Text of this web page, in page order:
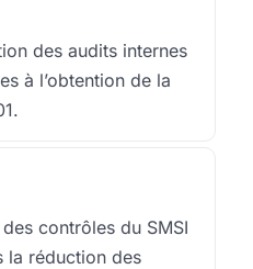
des audits internes
à l’obtention de la
contrôles du SMSI
la réduction des